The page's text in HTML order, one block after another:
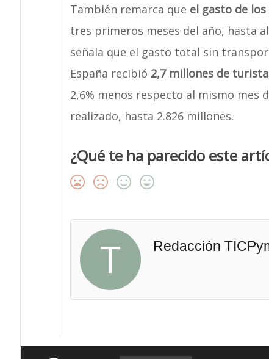
También remarca que el gasto de
tres primeros meses del año, hasta
señala que el gasto total sin
España recibió 2,7 millones de
2,6% menos respecto al mismo mes
realizado, hasta 2.826 millones.
¿Qué te ha parecido este
T Redacción